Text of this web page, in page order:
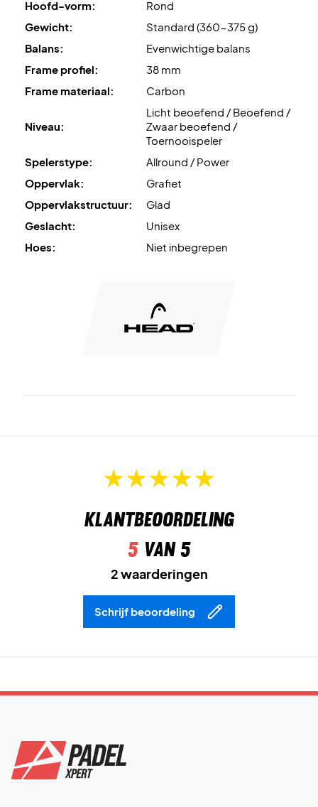
OPMERKING: racket wordt niet geleverd met hoes
Hoofd-vorm:
Rond
Gewicht:
Standard (360-375 g)
Balans:
Evenwichtige balans
Frame profiel:
38 mm
Frame materiaal:
Carbon
Niveau:
Licht beoefend / Beoefend /
Zwaar beoefend /
Toernooispeler
Spelerstype:
Allround / Power
Oppervlak:
Grafiet
Oppervlakstructuur:
Glad
Geslacht:
Unisex
Hoes:
Niet inbegrepen
Klantbeoordeling
5van 5
2 waarderingen
Schrijf beoordeling